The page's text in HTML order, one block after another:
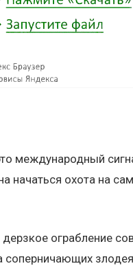
международный
начаться охота на
дерзкое ограбление